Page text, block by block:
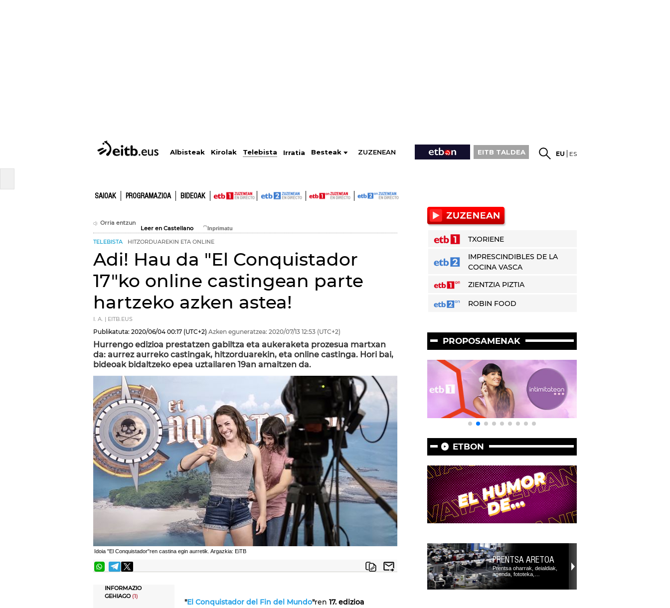
Albisteak Kirolak Telebista Irratia Besteak ZUZENEAN EITB TALDEA EU ES
SAIOAK PROGRAMAZIOA BIDEOAK
Orria entzun
Leer en Castellano
TELEBISTA HITZORDUAREKIN ETA ONLINE
Adi! Hau da "El Conquistador
17"ko online castingean parte
hartzeko azken astea!
I. A. | EITB.EUS
Publikatuta: 2020/06/04 00:17 (UTC+2) Azken eguneratzea: 2020/07/13 12:53 (UTC+2)
Hurrengo edizioa prestatzen gabiltza eta aukeraketa prozesua martxan
da: aurrez aurreko castingak, hitzorduarekin, eta online castinga. Hori bai,
bideoak bidaltzeko epea uztailaren 19an amaitzen da.
Idoia "El Conquistador"ren castina egin aurretik. Argazkia: EiTB
INFORMAZIO
GEHIAGO(1)
"El Conquistador del Fin del Mundo"ren 17. edizioa
TXORIENE
IMPRESCINDIBLES DE LA
COCINA VASCA
ZIENTZIA PIZTIA
ROBIN FOOD
PROPOSAMENAK
ETBON
PRENTSA ARETOA
Prentsa oharrak, deialdiak,
agenda, fototeka,…